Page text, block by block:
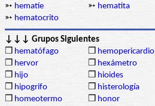
➳ hematíe ➳ hematita
➳ hematocrito
↓↓↓ Grupos Siguientes
❒ hematófago ❒ hemopericardio
❒ hervor ❒ hexámetro
❒ hijo ❒ hioides
❒ hipogrifo ❒ histerología
❒ homeotermo ❒ honor